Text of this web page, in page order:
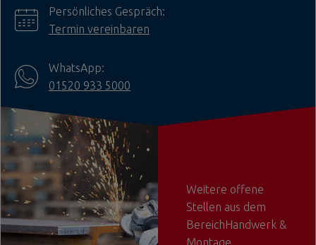
Persönliches Gespräch:
Termin vereinbaren
WhatsApp:
01520 933 5000
Weitere offene
Stellen aus dem
BereichHandwerk &
Montage